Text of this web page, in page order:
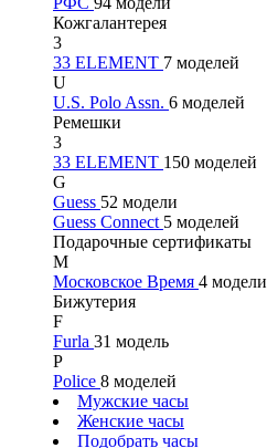
Кожгалантерея
3
33 ELEMENT 7 моделей
U
U.S. Polo Assn. 6 моделей
Ремешки
3
33 ELEMENT 150 моделей
G
Guess 52 модели
Guess Connect 5 моделей
Подарочные сертификаты
М
Московское Время 4 модели
Бижутерия
F
Furla 31 модель
P
Police 8 моделей
Мужские часы
Женские часы
Подобрать часы